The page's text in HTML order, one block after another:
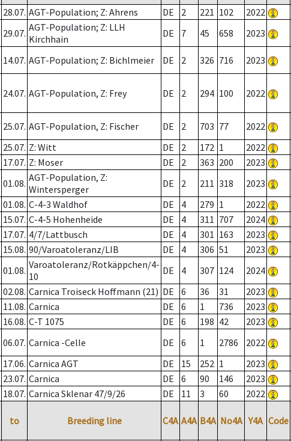
28.07. AGT-Population; Z: Ahrens DE 2 221 102 2022
29.07. AGT-Population; Z: LLH
Kirchhain
DE 7 45 658 2023
14.07. AGT-Population; Z: Bichlmeier DE 2 326 716 2023
24.07. AGT-Population, Z: Frey DE 2 294 100 2022
25.07. AGT-Population, Z: Fischer DE 2 703 77 2022
25.07. Z: Witt DE 2 172 1 2022
17.07. Z: Moser DE 2 363 200 2023
01.08. AGT-Population, Z:
Wintersperger
DE 2 211 318 2023
01.08. C-4-3 Waldhof DE 4 279 1 2022
15.07. C-4-5 Hohenheide DE 4 311 707 2024
17.07. 4/7/Lattbusch DE 4 301 163 2023
15.08. 90/Varoatoleranz/LIB DE 4 306 51 2023
01.08. Varoatoleranz/Rotkäppchen/4-
10
DE 4 307 124 2024
02.08. Carnica Troiseck Hoffmann (21) DE 6 36 31 2023
11.08. Carnica DE 6 1 736 2023
16.08. C-T 1075 DE 6 198 42 2023
06.07. Carnica -Celle DE 6 1 2786 2022
17.06. Carnica AGT DE 15 252 1 2023
23.07. Carnica DE 6 90 146 2023
18.07. Carnica Sklenar 47/9/26 DE 11 3 60 2022
to Breeding line C4A A4A B4A No4A Y4A Code